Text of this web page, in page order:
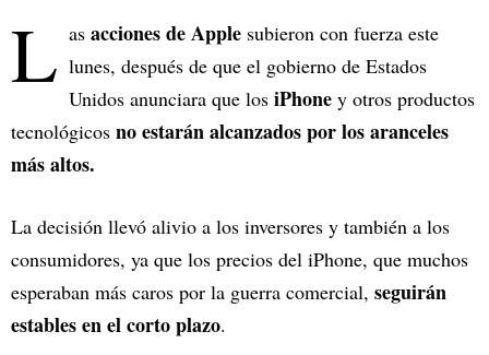
L as acciones de Apple subieron con fuerza este
lunes, después de que el gobierno de Estados
Unidos anunciara que los iPhone y otros productos
tecnológicos no estarán alcanzados por los aranceles
más altos.
La decisión llevó alivio a los inversores y también a los
consumidores, ya que los precios del iPhone, que muchos
esperaban más caros por la guerra comercial, seguirán
estables en el corto plazo.